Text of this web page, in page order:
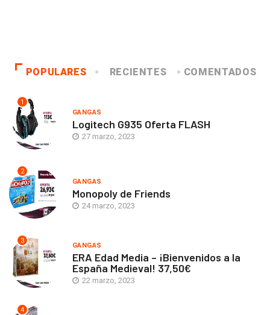
POPULARES RECIENTES COMENTADOS
1
GANGAS
Logitech G935 Oferta FLASH
27 marzo, 2023
2
GANGAS
Monopoly de Friends
24 marzo, 2023
3
GANGAS
ERA Edad Media – ¡Bienvenidos a la
España Medieval! 37,50€
22 marzo, 2023
4